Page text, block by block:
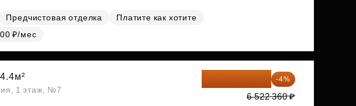
Предчистовая отделка
Платите как хотите
₽/мес
1 этаж, №7
6 261 466 ₽ -4%
6 522 360 ₽